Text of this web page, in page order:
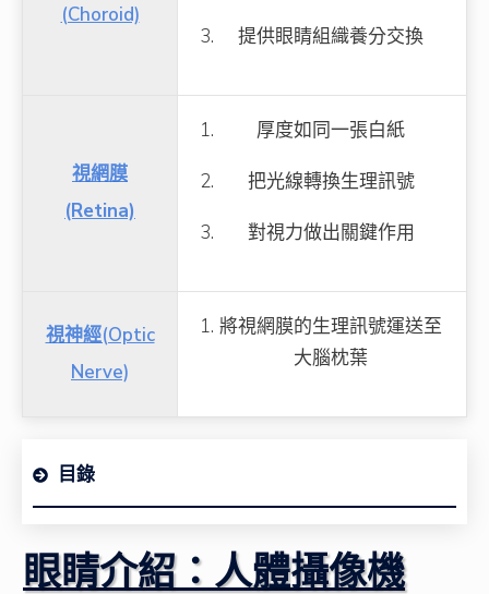
(Choroid)
提供眼睛組織養分交換
視網膜
(Retina)
厚度如同一張白紙
把光線轉換生理訊號
對視力做出關鍵作用
視神經(Optic
Nerve)
將視網膜的生理訊號運送至
大腦枕葉
目錄
眼睛介紹：人體攝像機